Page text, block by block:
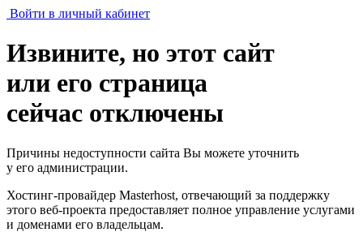
Войти в личный кабинет
Извините, но этот сайт
или его страница
сейчас отключены
Причины недоступности сайта Вы можете уточнить
у его администрации.
Хостинг-провайдер Masterhost, отвечающий за поддержку
этого веб-проекта предоставляет полное управление услугами
и доменами его владельцам.